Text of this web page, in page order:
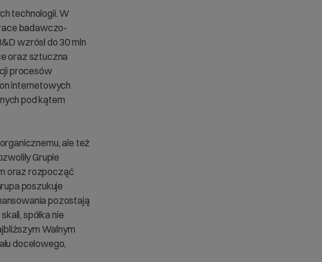
technologii. W
badawczo-
wzrósł do 30 mln
oraz sztuczna
procesów
internetowych
pod kątem
ale też
Grupie
oraz rozpocząć
poszukuje
pozostają
spółka nie
Walnym
docelowego,